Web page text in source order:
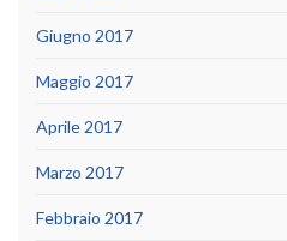
Giugno 2017
Maggio 2017
Aprile 2017
Marzo 2017
Febbraio 2017